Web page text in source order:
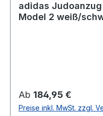
adidas Judoanzug
Model 2 weiß/
Regulärer Preis:
Ab 184,95 €
Preise inkl. MwSt. zzgl.